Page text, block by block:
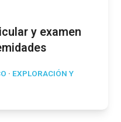
y examen
· EXPLORACIÓN Y